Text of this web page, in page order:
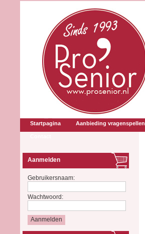
Startpagina Aanbieding vragenspellen
Aanmelden
Gebruikersnaam:
Wachtwoord: